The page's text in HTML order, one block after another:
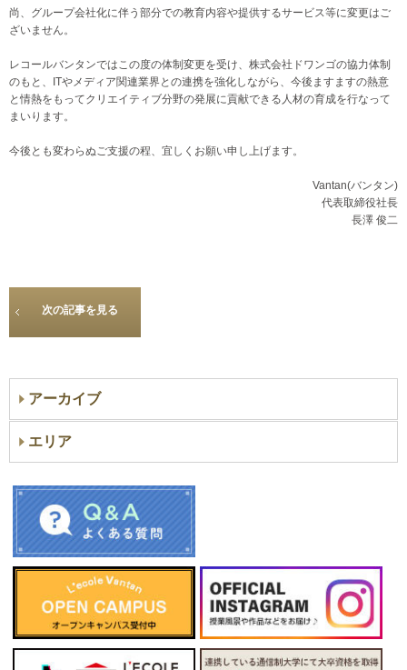
尚、グループ会社化に伴う部分での教育内容や提供するサービス等に変更はご
ざいません。
レコールバンタンではこの度の体制変更を受け、株式会社ドワンゴの協力体制
のもと、ITやメディア関連業界との連携を強化しながら、今後ますますの熱意
と情熱をもってクリエイティブ分野の発展に貢献できる人材の育成を行なって
まいります。
今後とも変わらぬご支援の程、宜しくお願い申し上げます。
Vantan(バンタン)
代表取締役社長
長澤 俊二
次の記事を見る
アーカイブ
エリア